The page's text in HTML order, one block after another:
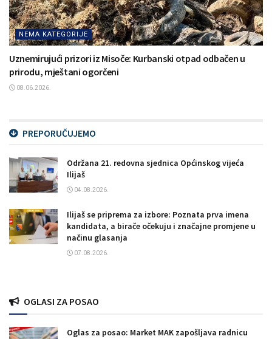
NEMA KATEGORIJE
Uznemirujući prizori iz Misoče: Kurbanski otpad odbačen u
prirodu, mještani ogorčeni
08.06.2026.
PREPORUČUJEMO
Održana 21. redovna sjednica Općinskog vijeća
Ilijaš
04.08.2026.
Ilijaš se priprema za izbore: Poznata prva imena
kandidata, a birače očekuju i značajne promjene u
načinu glasanja
07.08.2026.
OGLASI ZA POSAO
Oglas za posao: Market MAK zapošljava radnicu